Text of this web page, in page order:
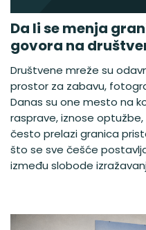
Da li se menja
govora na
Društvene mreže su
prostor za zabavu,
Danas su one mesto na
rasprave, iznose
često prelazi granica
što se sve češće
između slobode